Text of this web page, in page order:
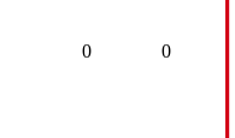
0 0